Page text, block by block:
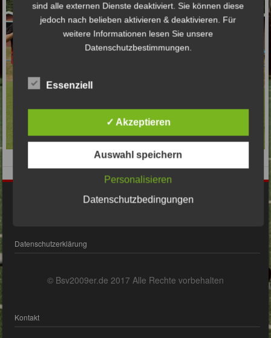
Datenschutzerklärung
© Bsv2009er.de 2017 Alle Rechte vorbehalten
Kontakt
sind alle externen Dienste deaktiviert. Sie können diese
jedoch nach belieben aktivieren & deaktivieren. Für
weitere Informationen lesen Sie unsere
Datenschutzbestimmungen.
Essenziell
✓ Akzeptieren
Auswahl speichern
Personalisieren
Datenschutzbedingungen